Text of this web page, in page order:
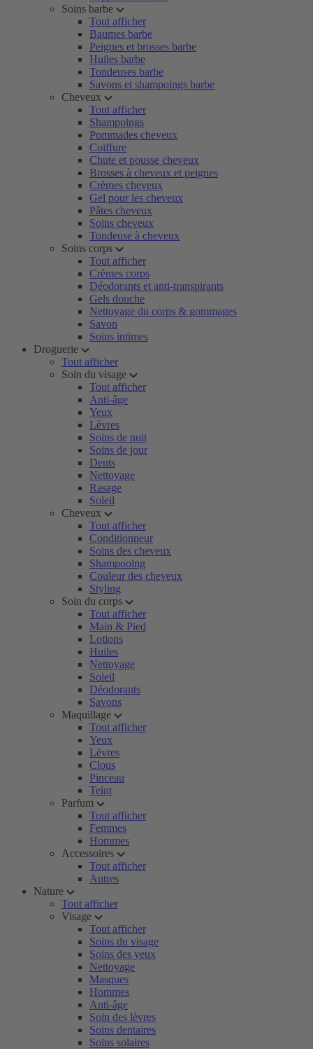
Soins barbe
Tout afficher
Baumes barbe
Peignes et brosses barbe
Huiles barbe
Tondeuses barbe
Savons et shampoings barbe
Cheveux
Tout afficher
Shampoings
Pommades cheveux
Coiffure
Chute et pousse cheveux
Brosses à cheveux et peignes
Crèmes cheveux
Gel pour les cheveux
Pâtes cheveux
Soins cheveux
Tondeuse à cheveux
Soins corps
Tout afficher
Crèmes corps
Déodorants et anti-transpirants
Gels douche
Nettoyage du corps & gommages
Savon
Soins intimes
Droguerie
Tout afficher
Soin du visage
Tout afficher
Anti-âge
Yeux
Lèvres
Soins de nuit
Soins de jour
Dents
Nettoyage
Rasage
Soleil
Cheveux
Tout afficher
Conditionneur
Soins des cheveux
Shampooing
Couleur des cheveux
Styling
Soin du corps
Tout afficher
Main & Pied
Lotions
Huiles
Nettoyage
Soleil
Déodorants
Savons
Maquillage
Tout afficher
Yeux
Lèvres
Clous
Pinceau
Teint
Parfum
Tout afficher
Femmes
Hommes
Accessoires
Tout afficher
Autres
Nature
Tout afficher
Visage
Tout afficher
Soins du visage
Soins des yeux
Nettoyage
Masques
Hommes
Anti-âge
Soin des lèvres
Soins dentaires
Soins solaires